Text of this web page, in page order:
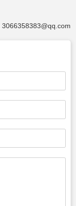
3066358383@qq.com